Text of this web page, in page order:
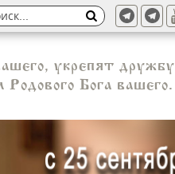
укрепят дружбу
Бога вашего.